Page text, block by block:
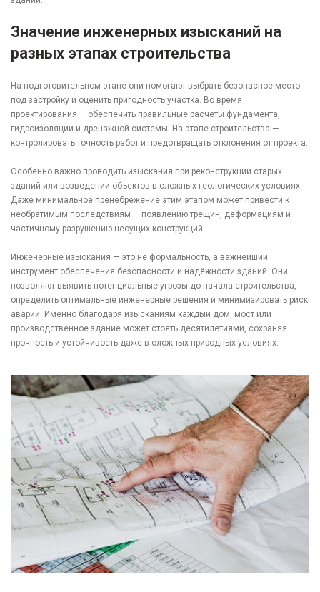
Значение инженерных изысканий на
разных этапах строительства
На подготовительном этапе они помогают выбрать безопасное место
под застройку и оценить пригодность участка. Во время
проектирования — обеспечить правильные расчёты фундамента,
гидроизоляции и дренажной системы. На этапе строительства —
контролировать точность работ и предотвращать отклонения от проекта.
Особенно важно проводить изыскания при реконструкции старых
зданий или возведении объектов в сложных геологических условиях.
Даже минимальное пренебрежение этим этапом может привести к
необратимым последствиям — появлению трещин, деформациям и
частичному разрушению несущих конструкций.
Инженерные изыскания — это не формальность, а важнейший
инструмент обеспечения безопасности и надёжности зданий. Они
позволяют выявить потенциальные угрозы до начала строительства,
определить оптимальные инженерные решения и минимизировать риск
аварий. Именно благодаря изысканиям каждый дом, мост или
производственное здание может стоять десятилетиями, сохраняя
прочность и устойчивость даже в сложных природных условиях.